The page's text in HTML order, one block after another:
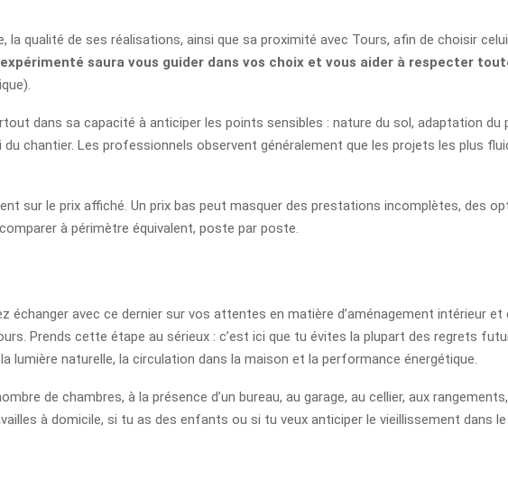
qualité de ses réalisations, ainsi que sa proximité avec Tours, afin de choisir
saura vous guider dans vos choix et vous aider à respecter
dans sa capacité à anticiper les points sensibles : nature du sol, adaptation du
chantier. Les professionnels observent généralement que les projets les plus
sur le prix affiché. Un prix bas peut masquer des prestations incomplètes, des
à périmètre équivalent, poste par poste.
échanger avec ce dernier sur vos attentes en matière d’aménagement intérieur
Prends cette étape au sérieux : c’est ici que tu évites la plupart des regrets
lumière naturelle, la circulation dans la maison et la performance énergétique.
de chambres, à la présence d’un bureau, au garage, au cellier, aux
à domicile, si tu as des enfants ou si tu veux anticiper le vieillissement dans